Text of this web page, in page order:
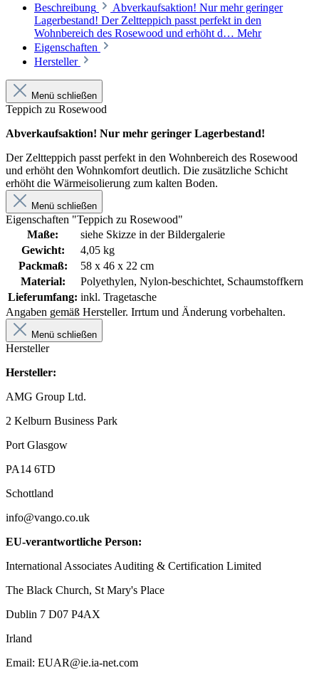
Beschreibung
Abverkaufsaktion! Nur mehr geringer
Lagerbestand! Der Zeltteppich passt perfekt in den
Wohnbereich des Rosewood und erhöht d… Mehr
Eigenschaften
Hersteller
Menü schließen
Teppich zu Rosewood
Abverkaufsaktion! Nur mehr geringer Lagerbestand!
Der Zeltteppich passt perfekt in den Wohnbereich des Rosewood
und erhöht den Wohnkomfort deutlich. Die zusätzliche Schicht
erhöht die Wärmeisolierung zum kalten Boden.
Menü schließen
Eigenschaften "Teppich zu Rosewood"
Maße:
siehe Skizze in der Bildergalerie
Gewicht:
4,05 kg
Packmaß:
58 x 46 x 22 cm
Material:
Polyethylen, Nylon-beschichtet, Schaumstoffkern
Lieferumfang: inkl. Tragetasche
Angaben gemäß Hersteller. Irrtum und Änderung vorbehalten.
Menü schließen
Hersteller
Hersteller:
AMG Group Ltd.
2 Kelburn Business Park
Port Glasgow
PA14 6TD
Schottland
info@vango.co.uk
EU-verantwortliche Person:
International Associates Auditing & Certification Limited
The Black Church, St Mary's Place
Dublin 7 D07 P4AX
Irland
Email: EUAR@ie.ia-net.com